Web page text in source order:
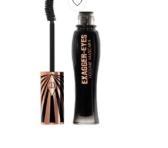
Favorite Exagger-Eyes